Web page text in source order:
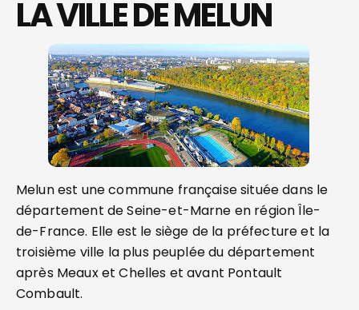
LA VILLE DE MELUN
Melun est une commune française située dans le
département de Seine-et-Marne en région Île-
de-France. Elle est le siège de la préfecture et la
troisième ville la plus peuplée du département
après Meaux et Chelles et avant Pontault
Combault.